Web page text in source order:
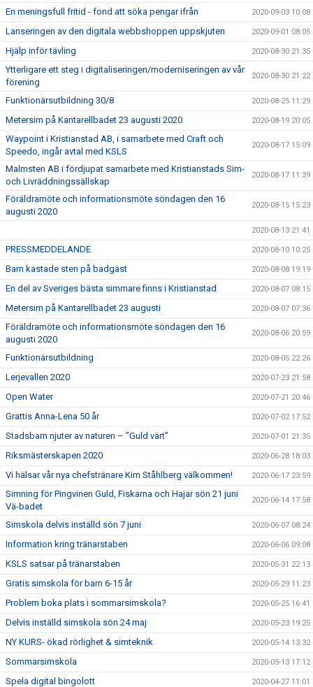
En meningsfull fritid - fond att söka pengar ifrån 2020-09-03 10:08
Lanseringen av den digitala webbshoppen uppskjuten 2020-09-01 08:05
Hjälp inför tävling 2020-08-30 21:35
Ytterligare ett steg i digitaliseringen/moderniseringen av vår
förening
2020-08-30 21:22
Funktionärsutbildning 30/8 2020-08-25 11:29
Metersim på Kantarellbadet 23 augusti 2020 2020-08-19 20:05
Waypoint i Kristianstad AB, i samarbete med Craft och
Speedo, ingår avtal med KSLS
2020-08-17 15:09
Malmsten AB i fördjupat samarbete med Kristianstads Sim-
och Livräddningssällskap
2020-08-17 11:39
Föräldramöte och informationsmöte söndagen den 16
augusti 2020
2020-08-15 15:23
2020-08-13 21:41
PRESSMEDDELANDE 2020-08-10 10:25
Barn kastade sten på badgäst 2020-08-08 19:19
En del av Sveriges bästa simmare finns i Kristianstad 2020-08-07 08:15
Metersim på Kantarellbadet 23 augusti 2020-08-07 07:36
Föräldramöte och informationsmöte söndagen den 16
augusti 2020
2020-08-06 20:59
Funktionärsutbildning 2020-08-05 22:26
Lerjevallen 2020 2020-07-23 21:58
Open Water 2020-07-21 20:46
Grattis Anna-Lena 50 år 2020-07-02 17:52
Stadsbarn njuter av naturen – ”Guld värt” 2020-07-01 21:35
Riksmästerskapen 2020 2020-06-28 18:03
Vi hälsar vår nya chefstränare Kim Ståhlberg välkommen! 2020-06-17 23:59
Simning för Pingvinen Guld, Fiskarna och Hajar sön 21 juni
Vä-badet
2020-06-14 17:58
Simskola delvis inställd sön 7 juni 2020-06-07 08:24
Information kring tränarstaben 2020-06-06 09:08
KSLS satsar på tränarstaben 2020-05-31 22:13
Gratis simskola för barn 6-15 år 2020-05-29 11:23
Problem boka plats i sommarsimskola? 2020-05-25 16:41
Delvis inställd simskola sön 24 maj 2020-05-23 19:25
NY KURS- ökad rörlighet & simteknik 2020-05-14 13:32
Sommarsimskola 2020-05-13 17:12
Spela digital bingolott 2020-04-27 11:01